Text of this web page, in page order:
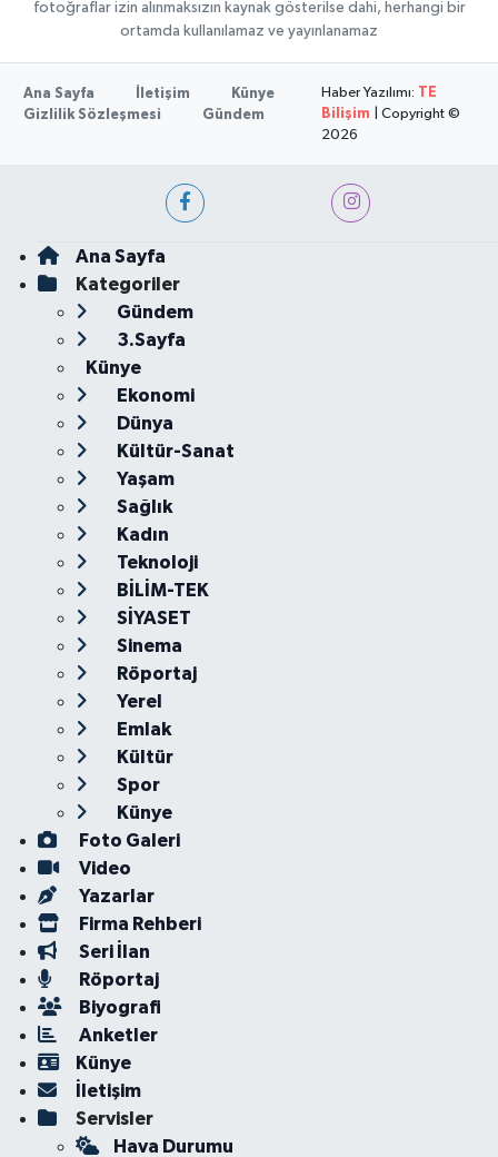
fotoğraflar izin alınmaksızın kaynak gösterilse dahi, herhangi bir
ortamda kullanılamaz ve yayınlanamaz
Ana Sayfa İletişim
Künye
Gizlilik Sözleşmesi
Gündem
Haber Yazılımı:
TE
Bilişim | Copyright ©
2026
Ana Sayfa
Kategoriler
Gündem
3.Sayfa
Künye
Ekonomi
Dünya
Kültür-Sanat
Yaşam
Sağlık
Kadın
Teknoloji
BİLİM-TEK
SİYASET
Sinema
Röportaj
Yerel
Emlak
Kültür
Spor
Künye
Foto Galeri
Video
Yazarlar
Firma Rehberi
Seri İlan
Röportaj
Biyografi
Anketler
Künye
İletişim
Servisler
Hava Durumu